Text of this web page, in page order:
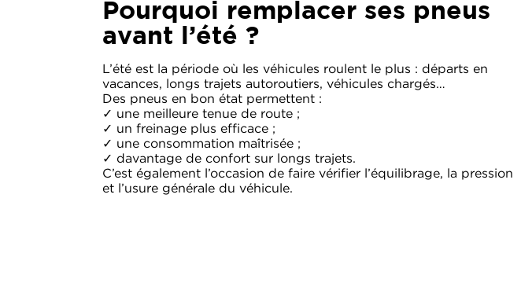
Pourquoi remplacer ses pneus
avant l’été ?
L’été est la période où les véhicules roulent le plus : départs en
vacances, longs trajets autoroutiers, véhicules chargés…
Des pneus en bon état permettent :
✓ une meilleure tenue de route ;
✓ un freinage plus efficace ;
✓ une consommation maîtrisée ;
✓ davantage de confort sur longs trajets.
C’est également l’occasion de faire vérifier l’équilibrage, la pression
et l’usure générale du véhicule.